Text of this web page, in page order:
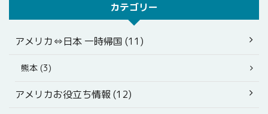
カテゴリー
アメリカ⇔日本 一時帰国 (11)
熊本 (3)
アメリカお役立ち情報 (12)